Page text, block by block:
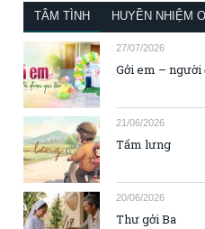
TÂM TÌNH HUYỀN NHIỆM
27/07/2026
Gởi em – người
21/06/2026
Tấm lưng
20/06/2026
Thư gởi Ba